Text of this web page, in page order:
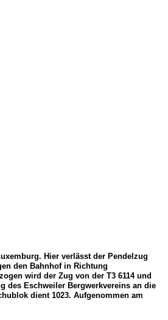
Hier verlässt der Pendelzug
den Bahnhof in Richtung
wird der Zug von der T3 6114 und
des Eschweiler Bergwerkvereins an die
dient 1023. Aufgenommen am